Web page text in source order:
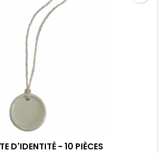
D'IDENTITÉ - 10 PIÈCES